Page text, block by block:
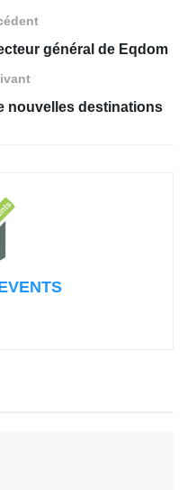
général de Eqdom
nouvelles destinations